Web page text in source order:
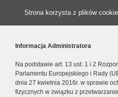
Strona korzysta z plików
Informacja Administratora
Na podstawie art. 13 ust. 1 i 2
Parlamentu Europejskiego i Rady
dnia 27 kwietnia 2016r. w sprawie
fizycznych w związku z